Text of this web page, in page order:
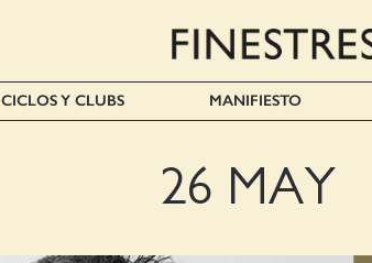
CICLOS Y CLUBS MANIFIESTO
26 MAY